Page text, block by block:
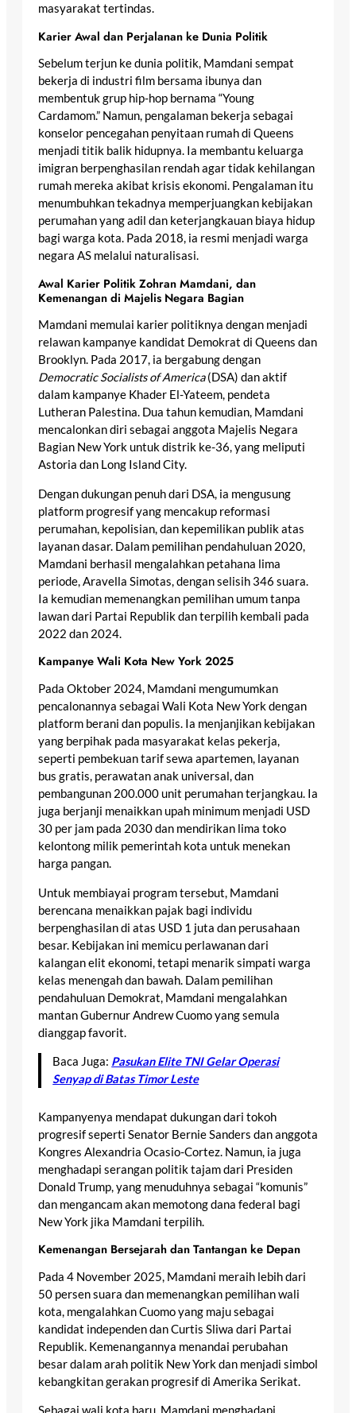
masyarakat tertindas.
Karier Awal dan Perjalanan ke Dunia Politik
Sebelum terjun ke dunia politik, Mamdani sempat
bekerja di industri film bersama ibunya dan
membentuk grup hip-hop bernama “Young
Cardamom.” Namun, pengalaman bekerja sebagai
konselor pencegahan penyitaan rumah di Queens
menjadi titik balik hidupnya. Ia membantu keluarga
imigran berpenghasilan rendah agar tidak kehilangan
rumah mereka akibat krisis ekonomi. Pengalaman itu
menumbuhkan tekadnya memperjuangkan kebijakan
perumahan yang adil dan keterjangkauan biaya hidup
bagi warga kota. Pada 2018, ia resmi menjadi warga
negara AS melalui naturalisasi.
Awal Karier Politik Zohran Mamdani, dan
Kemenangan di Majelis Negara Bagian
Mamdani memulai karier politiknya dengan menjadi
relawan kampanye kandidat Demokrat di Queens dan
Brooklyn. Pada 2017, ia bergabung dengan
Democratic Socialists of America(DSA) dan aktif
dalam kampanye Khader El-Yateem, pendeta
Lutheran Palestina. Dua tahun kemudian, Mamdani
mencalonkan diri sebagai anggota Majelis Negara
Bagian New York untuk distrik ke-36, yang meliputi
Astoria dan Long Island City.
Dengan dukungan penuh dari DSA, ia mengusung
platform progresif yang mencakup reformasi
perumahan, kepolisian, dan kepemilikan publik atas
layanan dasar. Dalam pemilihan pendahuluan 2020,
Mamdani berhasil mengalahkan petahana lima
periode, Aravella Simotas, dengan selisih 346 suara.
Ia kemudian memenangkan pemilihan umum tanpa
lawan dari Partai Republik dan terpilih kembali pada
2022 dan 2024.
Kampanye Wali Kota New York 2025
Pada Oktober 2024, Mamdani mengumumkan
pencalonannya sebagai Wali Kota New York dengan
platform berani dan populis. Ia menjanjikan kebijakan
yang berpihak pada masyarakat kelas pekerja,
seperti pembekuan tarif sewa apartemen, layanan
bus gratis, perawatan anak universal, dan
pembangunan 200.000 unit perumahan terjangkau. Ia
juga berjanji menaikkan upah minimum menjadi USD
30 per jam pada 2030 dan mendirikan lima toko
kelontong milik pemerintah kota untuk menekan
harga pangan.
Untuk membiayai program tersebut, Mamdani
berencana menaikkan pajak bagi individu
berpenghasilan di atas USD 1 juta dan perusahaan
besar. Kebijakan ini memicu perlawanan dari
kalangan elit ekonomi, tetapi menarik simpati warga
kelas menengah dan bawah. Dalam pemilihan
pendahuluan Demokrat, Mamdani mengalahkan
mantan Gubernur Andrew Cuomo yang semula
dianggap favorit.
Baca Juga: Pasukan Elite TNI Gelar Operasi
Senyap di Batas Timor Leste
Kampanyenya mendapat dukungan dari tokoh
progresif seperti Senator Bernie Sanders dan anggota
Kongres Alexandria Ocasio-Cortez. Namun, ia juga
menghadapi serangan politik tajam dari Presiden
Donald Trump, yang menuduhnya sebagai “komunis”
dan mengancam akan memotong dana federal bagi
New York jika Mamdani terpilih.
Kemenangan Bersejarah dan Tantangan ke Depan
Pada 4 November 2025, Mamdani meraih lebih dari
50 persen suara dan memenangkan pemilihan wali
kota, mengalahkan Cuomo yang maju sebagai
kandidat independen dan Curtis Sliwa dari Partai
Republik. Kemenangannya menandai perubahan
besar dalam arah politik New York dan menjadi simbol
kebangkitan gerakan progresif di Amerika Serikat.